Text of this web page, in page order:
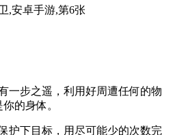
一步之遥，利用好周遭任何的物
的身体。
护下目标，用尽可能少的次数完